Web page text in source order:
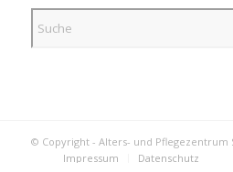
© Copyright - Alters- und Pflegezentrum
Impressum
Datenschutz